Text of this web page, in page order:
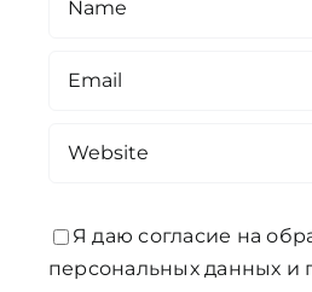
Я даю согласие на
персональных данных